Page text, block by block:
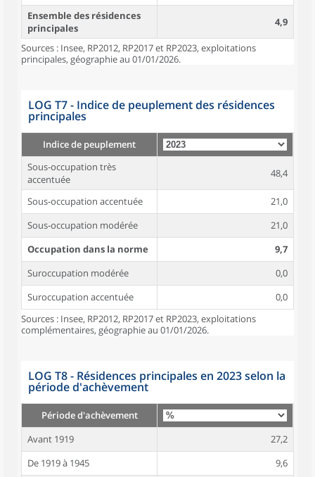
Ensemble des résidences
principales
4,9
Sources : Insee, RP2012, RP2017 et RP2023, exploitations
principales, géographie au 01/01/2026.
LOG T7 - Indice de peuplement des résidences
principales
Indice de peuplement
Sous-occupation très
accentuée
48,4
Sous-occupation accentuée
21,0
Sous-occupation modérée
21,0
Occupation dans la norme
9,7
Suroccupation modérée
0,0
Suroccupation accentuée
0,0
Sources : Insee, RP2012, RP2017 et RP2023, exploitations
complémentaires, géographie au 01/01/2026.
LOG T8 - Résidences principales en 2023 selon la
période d'achèvement
Période d'achèvement
Avant 1919
27,2
De 1919 à 1945
9,6